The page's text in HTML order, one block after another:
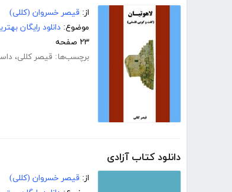
از: قیصر خسروان (کللی)
موضوع: دانلود رایگان
۲۳ صفحه
برچسب‌ها: قیصر کللی،
دانلود کتاب آزادی
از: قیصر خسروان (کللی)